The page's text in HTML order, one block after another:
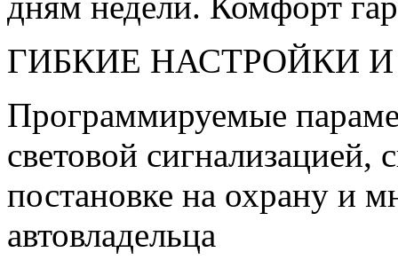
ГИБКИЕ НАСТРОЙКИ
Программируемые
световой сигнализацией,
постановке на охрану и
автовладельца